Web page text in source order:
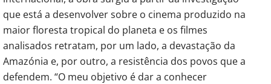
que está a desenvolver sobre o cinema produzido na
maior floresta tropical do planeta e os filmes
analisados retratam, por um lado, a devastação da
Amazónia e, por outro, a resistência dos povos que a
defendem. “O meu objetivo é dar a conhecer